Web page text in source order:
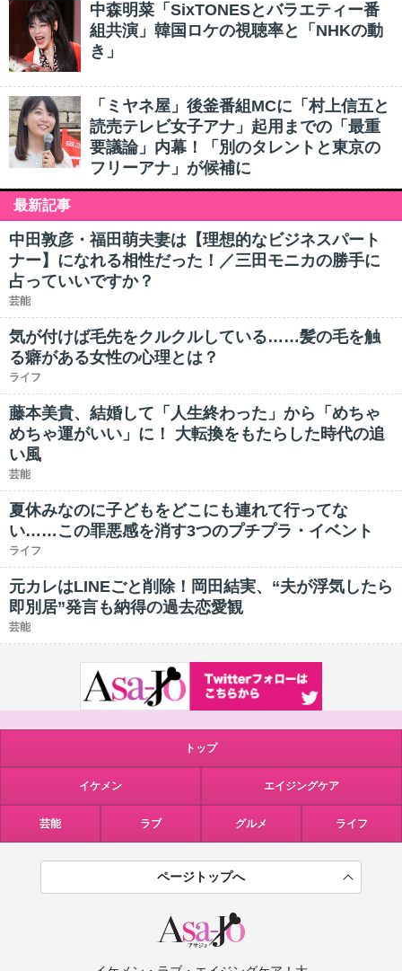
中森明菜「SixTONESとバラエティー番
組共演」韓国ロケの視聴率と「NHKの動
き」
「ミヤネ屋」後釜番組MCに「村上信五と
読売テレビ女子アナ」起用までの「最重
要議論」内幕！「別のタレントと東京の
フリーアナ」が候補に
最新記事
中田敦彦・福田萌夫妻は【理想的なビジネスパート
ナー】になれる相性だった！／三田モニカの勝手に
占っていいですか？
芸能
気が付けば毛先をクルクルしている……髪の毛を触
る癖がある女性の心理とは？
ライフ
藤本美貴、結婚して「人生終わった」から「めちゃ
めちゃ運がいい」に！ 大転換をもたらした時代の追
い風
芸能
夏休みなのに子どもをどこにも連れて行ってな
い……この罪悪感を消す3つのプチプラ・イベント
ライフ
元カレはLINEごと削除！岡田結実、“夫が浮気したら
即別居”発言も納得の過去恋愛観
芸能
トップ
イケメン エイジングケア
芸能 ラブ グルメ ライフ
ページトップへ